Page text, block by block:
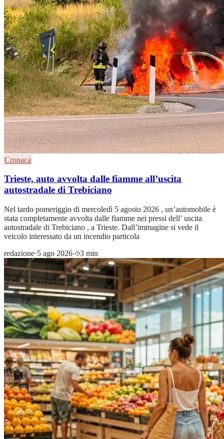
Cronaca
Trieste, auto avvolta dalle fiamme all’uscita
autostradale di Trebiciano
Nel tardo pomeriggio di mercoledì 5 agosto 2026 , un’automobile è
stata completamente avvolta dalle fiamme nei pressi dell’ uscita
autostradale di Trebiciano , a Trieste. Dall’immagine si vede il
veicolo interessato da un incendio particola
redazione·5 ago 2026· 3 min